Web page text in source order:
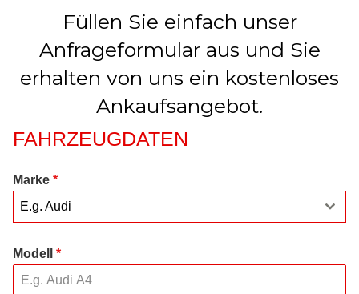
Füllen Sie einfach unser
Anfrageformular aus und Sie
erhalten von uns ein kostenloses
Ankaufsangebot.
FAHRZEUGDATEN
Marke *
E.g. Audi
Modell *